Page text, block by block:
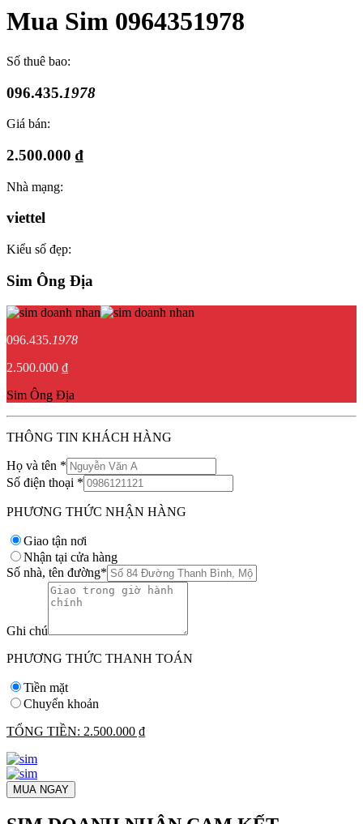
Mua Sim 0964351978
Số thuê bao:
096.435.1978
Giá bán:
2.500.000 ₫
Nhà mạng:
viettel
Kiểu số đẹp:
Sim Ông Địa
096.435.1978
2.500.000 ₫
Sim Ông Địa
THÔNG TIN KHÁCH HÀNG
Họ và tên *
Số điện thoại *
PHƯƠNG THỨC NHẬN HÀNG
Giao tận nơi
Nhận tại cửa hàng
Số nhà, tên đường*
Ghi chú
PHƯƠNG THỨC THANH TOÁN
Tiền mặt
Chuyển khoản
TỔNG TIỀN: 2.500.000 ₫
MUA NGAY